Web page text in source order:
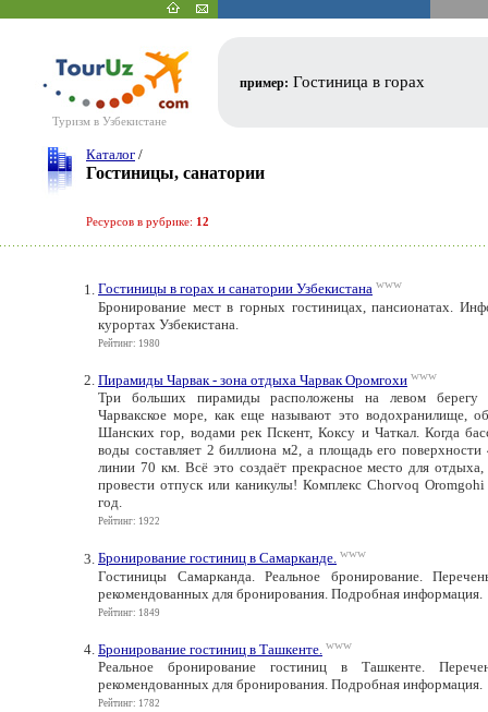
Туризм в Узбекистане
пример: Гостиница в горах
Каталог /
Гостиницы, санатории
Ресурсов в рубрике: 12
Гостиницы в горах и санатории Узбекистана www
Бронирование мест в горных гостиницах, пансионатах.
курортах Узбекистана.
Рейтинг: 1980
Пирамиды Чарвак - зона отдыха Чарвак Оромгохи www
Три больших пирамиды расположены на левом берегу
Чарвакское море, как еще называют это водохранилище,
Шанских гор, водами рек Пскент, Коксу и Чаткал. Когда
воды составляет 2 биллиона м2, а площадь его
линии 70 км. Всё это создаёт прекрасное место для
провести отпуск или каникулы! Комплекс Chorvoq
год.
Рейтинг: 1922
Бронирование гостиниц в Самарканде. www
Гостиницы Самарканда. Реальное бронирование.
рекомендованных для бронирования. Подробная информация.
Рейтинг: 1849
Бронирование гостиниц в Ташкенте. www
Реальное бронирование гостиниц в Ташкенте.
рекомендованных для бронирования. Подробная информация.
Рейтинг: 1782